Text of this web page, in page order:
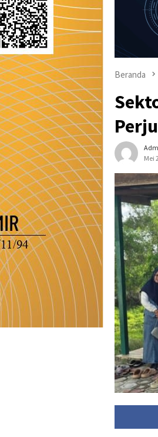
Beranda
Mei